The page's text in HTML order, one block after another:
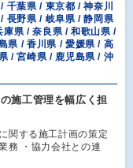
千葉県 / 東京都 / 神奈川
長野県 / 岐阜県 / 静岡県
県 / 奈良県 / 和歌山県 /
県 / 香川県 / 愛媛県 / 高
/ 宮崎県 / 鹿児島県 / 沖
施工管理を幅広く担
関する施工計画の策定
務 ・協力会社との連